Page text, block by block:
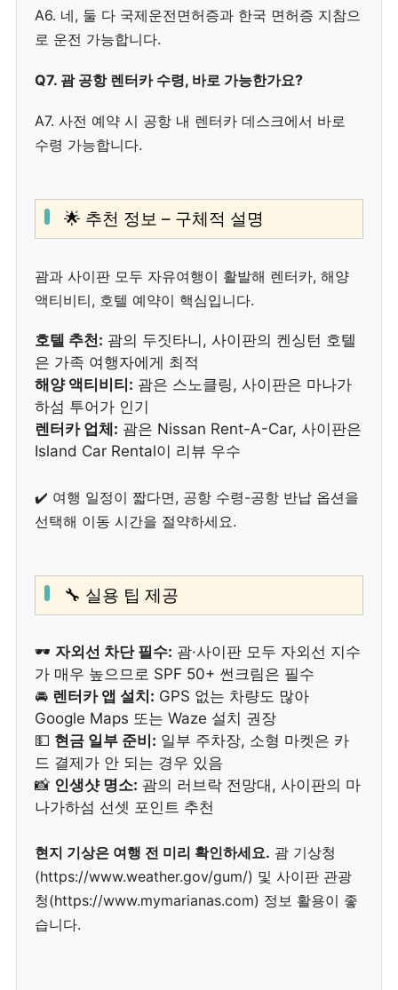
A6. 네, 둘 다 국제운전면허증과 한국 면허증 지참으
로 운전 가능합니다.
Q7. 괌 공항 렌터카 수령, 바로 가능한가요?
A7. 사전 예약 시 공항 내 렌터카 데스크에서 바로
수령 가능합니다.
🌟 추천 정보 – 구체적 설명
괌과 사이판 모두 자유여행이 활발해 렌터카, 해양
액티비티, 호텔 예약이 핵심입니다.
호텔 추천: 괌의 두짓타니, 사이판의 켄싱턴 호텔
은 가족 여행자에게 최적
해양 액티비티: 괌은 스노클링, 사이판은 마나가
하섬 투어가 인기
렌터카 업체: 괌은 Nissan Rent-A-Car, 사이판은
Island Car Rental이 리뷰 우수
✔️ 여행 일정이 짧다면, 공항 수령-공항 반납 옵션을
선택해 이동 시간을 절약하세요.
🔧 실용 팁 제공
🕶 자외선 차단 필수: 괌·사이판 모두 자외선 지수
가 매우 높으므로 SPF 50+ 썬크림은 필수
🚘 렌터카 앱 설치: GPS 없는 차량도 많아
Google Maps 또는 Waze 설치 권장
💵 현금 일부 준비: 일부 주차장, 소형 마켓은 카
드 결제가 안 되는 경우 있음
📸 인생샷 명소: 괌의 러브락 전망대, 사이판의 마
나가하섬 선셋 포인트 추천
현지 기상은 여행 전 미리 확인하세요. 괌 기상청
(https://www.weather.gov/gum/) 및 사이판 관광
청(https://www.mymarianas.com) 정보 활용이 좋
습니다.